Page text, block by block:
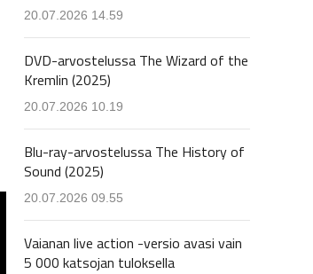
20.07.2026 14.59
DVD-arvostelussa The Wizard of the
Kremlin (2025)
20.07.2026 10.19
Blu-ray-arvostelussa The History of
Sound (2025)
20.07.2026 09.55
Vaianan live action -versio avasi vain
5 000 katsojan tuloksella